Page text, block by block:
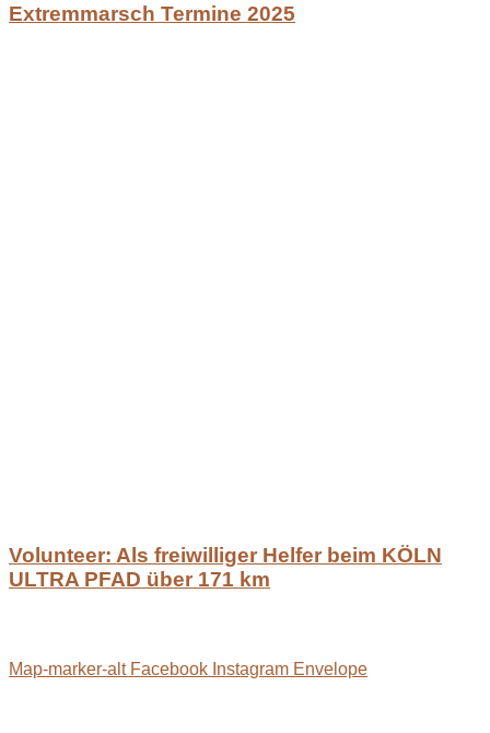
Extremmarsch Termine 2025
Volunteer: Als freiwilliger Helfer beim KÖLN
ULTRA PFAD über 171 km
Map-marker-alt Facebook Instagram Envelope